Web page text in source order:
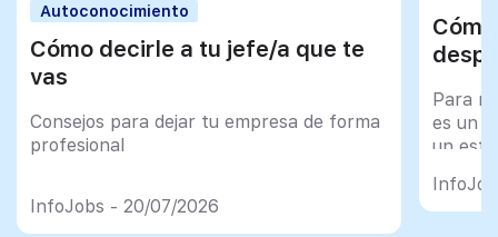
Autoconocimiento
Cómo decirle a tu jefe/a que te
vas
Consejos para dejar tu empresa de forma
profesional
InfoJobs - 20/07/2026
Para
es un
un